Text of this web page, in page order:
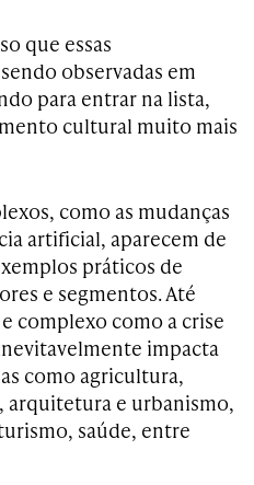
que essas
observadas em
para entrar na lista,
cultural muito mais
como as mudanças
artificial, aparecem de
práticos de
e segmentos. Até
complexo como a crise
impacta
como agricultura,
e urbanismo,
saúde, entre